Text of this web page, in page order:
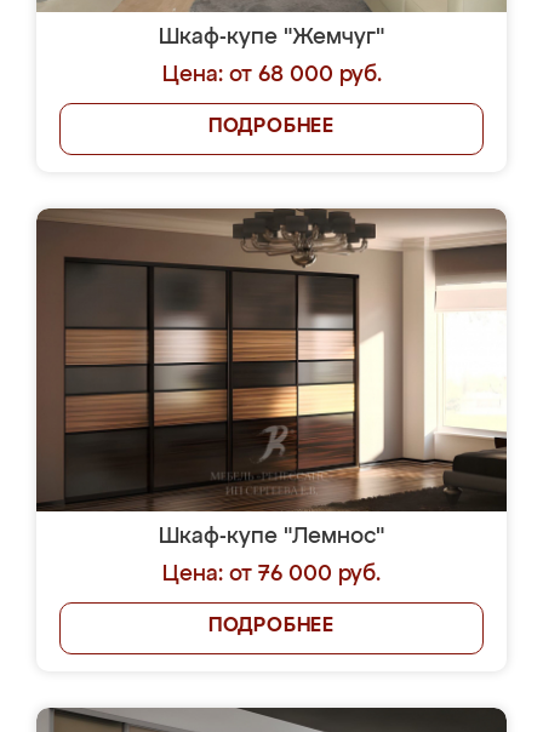
Шкаф-купе "Жемчуг"
Цена: от 68 000 руб.
ПОДРОБНЕЕ
Шкаф-купе "Лемнос"
Цена: от 76 000 руб.
ПОДРОБНЕЕ